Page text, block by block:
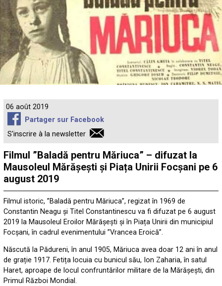
06 août 2019
Partager sur Facebook
S'inscrire à la newsletter
Filmul ”Baladă pentru Măriuca” – difuzat la
Mausoleul Mărășești și Piața Unirii Focșani pe 6
august 2019
Filmul istoric, ”Baladă pentru Măriuca”, regizat în 1969 de
Constantin Neagu și Titel Constantinescu va fi difuzat pe 6 august
2019 la Mausoleul Eroilor Mărășești și în Piața Unirii din municipiul
Focșani, în cadrul evenimentului ”Vrancea Eroică”.
Născută la Pădureni, în anul 1905, Măriuca avea doar 12 ani în anul
de grație 1917. Fetița locuia cu bunicul său, Ion Zaharia, în satul
Haret, aproape de locul confruntărilor militare de la Mărășești, din
Primul Război Mondial.